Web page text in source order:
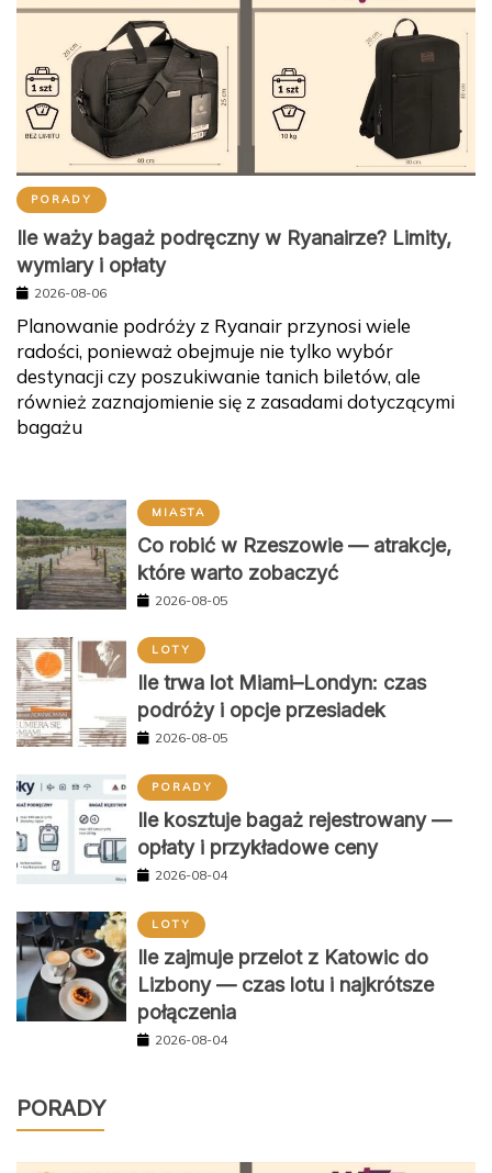
PORADY
Ile waży bagaż podręczny w Ryanairze? Limity,
wymiary i opłaty
2026-08-06
Planowanie podróży z Ryanair przynosi wiele
radości, ponieważ obejmuje nie tylko wybór
destynacji czy poszukiwanie tanich biletów, ale
również zaznajomienie się z zasadami dotyczącymi
bagażu
MIASTA
Co robić w Rzeszowie — atrakcje,
które warto zobaczyć
2026-08-05
LOTY
Ile trwa lot Miami–Londyn: czas
podróży i opcje przesiadek
2026-08-05
PORADY
Ile kosztuje bagaż rejestrowany —
opłaty i przykładowe ceny
2026-08-04
LOTY
Ile zajmuje przelot z Katowic do
Lizbony — czas lotu i najkrótsze
połączenia
2026-08-04
PORADY